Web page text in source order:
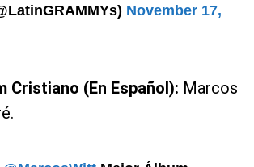
November 17,
Cristiano (En Español): Marcos